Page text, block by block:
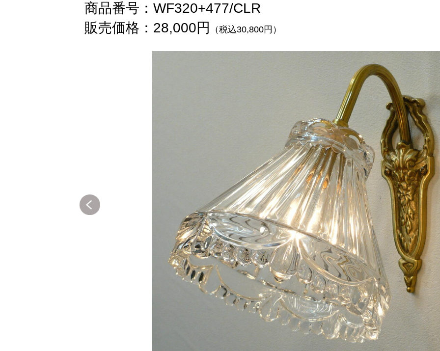
商品番号：WF320+477/CLR
販売価格：28,000円
（税込30,800円）